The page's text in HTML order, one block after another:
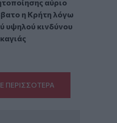
αύριο
η Κρήτη λόγω
υψηλού κινδύνου
ΠΕΡΙΣΣΟΤΕΡΑ